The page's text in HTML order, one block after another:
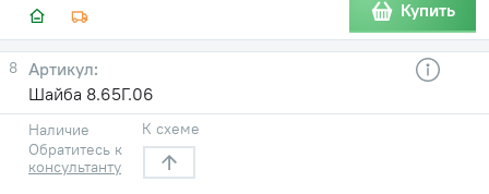
Купить
8
Шайба 8.65Г.06
Наличие
Обратитесь к
консультанту
К схеме